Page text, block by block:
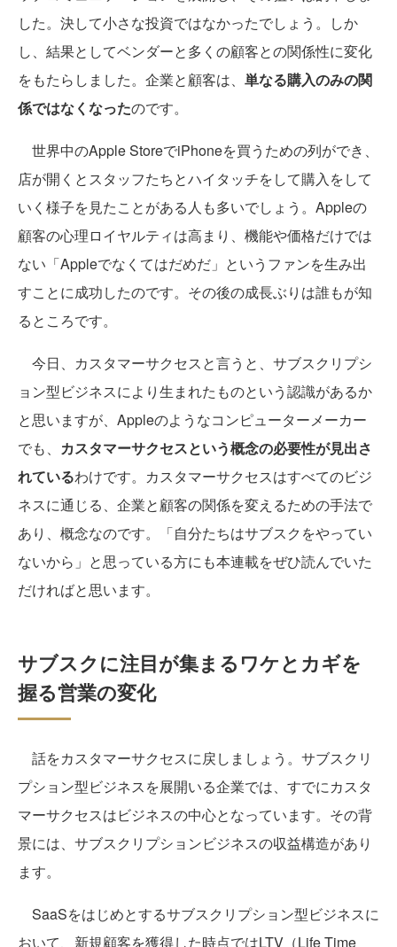
した。決して小さな投資ではなかったでしょう。しか
し、結果としてベンダーと多くの顧客との関係性に変化
をもたらしました。企業と顧客は、 単なる購入のみの関
係ではなくなったのです。
世界中のApple StoreでiPhoneを買うための列ができ、
店が開くとスタッフたちとハイタッチをして購入をして
いく様子を見たことがある人も多いでしょう。Appleの
顧客の心理ロイヤルティは高まり、機能や価格だけでは
ない「Appleでなくてはだめだ」というファンを生み出
すことに成功したのです。その後の成長ぶりは誰もが知
るところです。
今日、カスタマーサクセスと言うと、サブスクリプシ
ョン型ビジネスにより生まれたものという認識があるか
と思いますが、Appleのようなコンピューターメーカー
でも、 カスタマーサクセスという概念の必要性が見出さ
れているわけです。カスタマーサクセスはすべてのビジ
ネスに通じる、企業と顧客の関係を変えるための手法で
あり、概念なのです。「自分たちはサブスクをやってい
ないから」と思っている方にも本連載をぜひ読んでいた
だければと思います。
サブスクに注目が集まるワケとカギを
握る営業の変化
話をカスタマーサクセスに戻しましょう。サブスクリ
プション型ビジネスを展開いる企業では、すでにカスタ
マーサクセスはビジネスの中心となっています。その背
景には、サブスクリプションビジネスの収益構造があり
ます。
SaaSをはじめとするサブスクリプション型ビジネスに
おいて、新規顧客を獲得した時点ではLTV（Life Time